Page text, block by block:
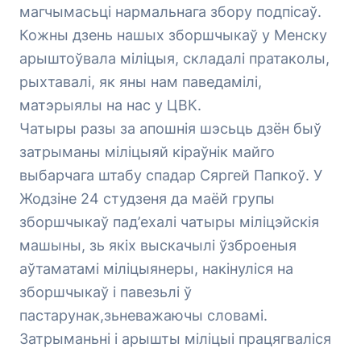
магчымасьці нармальнага збору подпісаў.
Кожны дзень нашых зборшчыкаў у Менску
арыштоўвала міліцыя, складалі пратаколы,
рыхтавалі, як яны нам паведамілі,
матэрыялы на нас у ЦВК.
Чатыры разы за апошнія шэсьць дзён быў
затрыманы міліцыяй кіраўнік майго
выбарчага штабу спадар Сяргей Папкоў. У
Жодзіне 24 студзеня да маёй групы
зборшчыкаў пад’ехалі чатыры міліцэйскія
машыны, зь якіх выскачылі ўзброеныя
аўтаматамі міліцыянеры, накінуліся на
зборшчыкаў і павезьлі ў
пастарунак,зьневажаючы словамі.
Затрыманьні і арышты міліцыі працягваліся